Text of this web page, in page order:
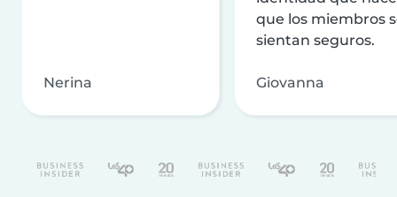
Nerina
que los miembros
sientan seguros.
Giovanna